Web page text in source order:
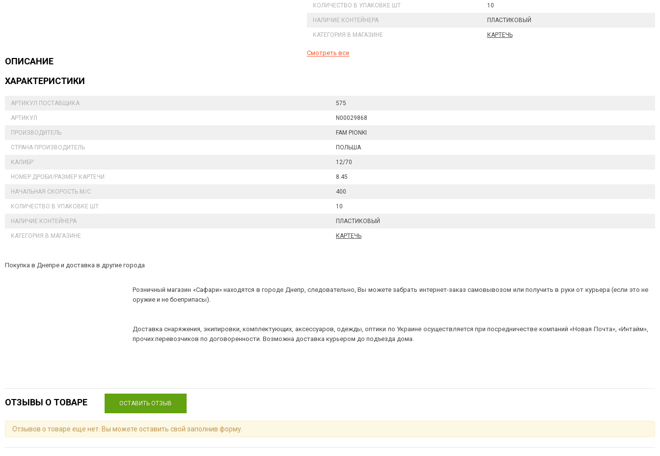
КОЛИЧЕСТВО В УПАКОВКЕ ШТ 10
НАЛИЧИЕ КОНТЕЙНЕРА ПЛАСТИКОВЫЙ
КАТЕГОРИЯ В МАГАЗИНЕ КАРТЕЧЬ
Смотреть все
ОПИСАНИЕ
ХАРАКТЕРИСТИКИ
АРТИКУЛ ПОСТАВЩИКА 575
АРТИКУЛ N00029868
ПРОИЗВОДИТЕЛЬ FAM PIONKI
СТРАНА ПРОИЗВОДИТЕЛЬ ПОЛЬША
КАЛИБР 12/70
НОМЕР ДРОБИ/РАЗМЕР КАРТЕЧИ 8.45
НАЧАЛЬНАЯ СКОРОСТЬ М/С 400
КОЛИЧЕСТВО В УПАКОВКЕ ШТ 10
НАЛИЧИЕ КОНТЕЙНЕРА ПЛАСТИКОВЫЙ
КАТЕГОРИЯ В МАГАЗИНЕ КАРТЕЧЬ
Покупка в Днепре и доставка в другие города
Розничный магазин «Сафари» находятся в городе Днепр, следовательно, Вы можете забрать интернет-заказ самовывозом или получить в руки от курьера (если это не
оружие и не боеприпасы).
Доставка снаряжения, экипировки, комплектующих, аксессуаров, одежды, оптики по Украине осуществляется при посредничестве компаний «Новая Почта», «Интайм»,
прочих перевозчиков по договоренности. Возможна доставка курьером до подъезда дома.
ОТЗЫВЫ О ТОВАРЕ ОСТАВИТЬ ОТЗЫВ
Отзывов о товаре еще нет. Вы можете оставить свой заполнив форму.